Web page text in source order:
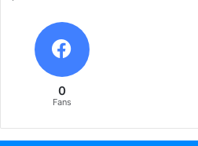
0
Fans